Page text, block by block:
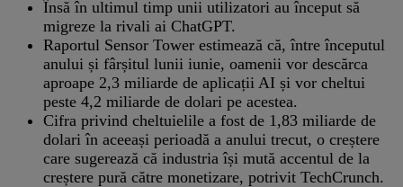
Însă în ultimul timp unii utilizatori au început să
migreze la rivali ai ChatGPT.
Raportul Sensor Tower estimează că, între începutul
anului și fârșitul lunii iunie, oamenii vor descărca
aproape 2,3 miliarde de aplicații AI și vor cheltui
peste 4,2 miliarde de dolari pe acestea.
Cifra privind cheltuielile a fost de 1,83 miliarde de
dolari în aceeași perioadă a anului trecut, o creștere
care sugerează că industria își mută accentul de la
creștere pură către monetizare, potrivit TechCrunch.